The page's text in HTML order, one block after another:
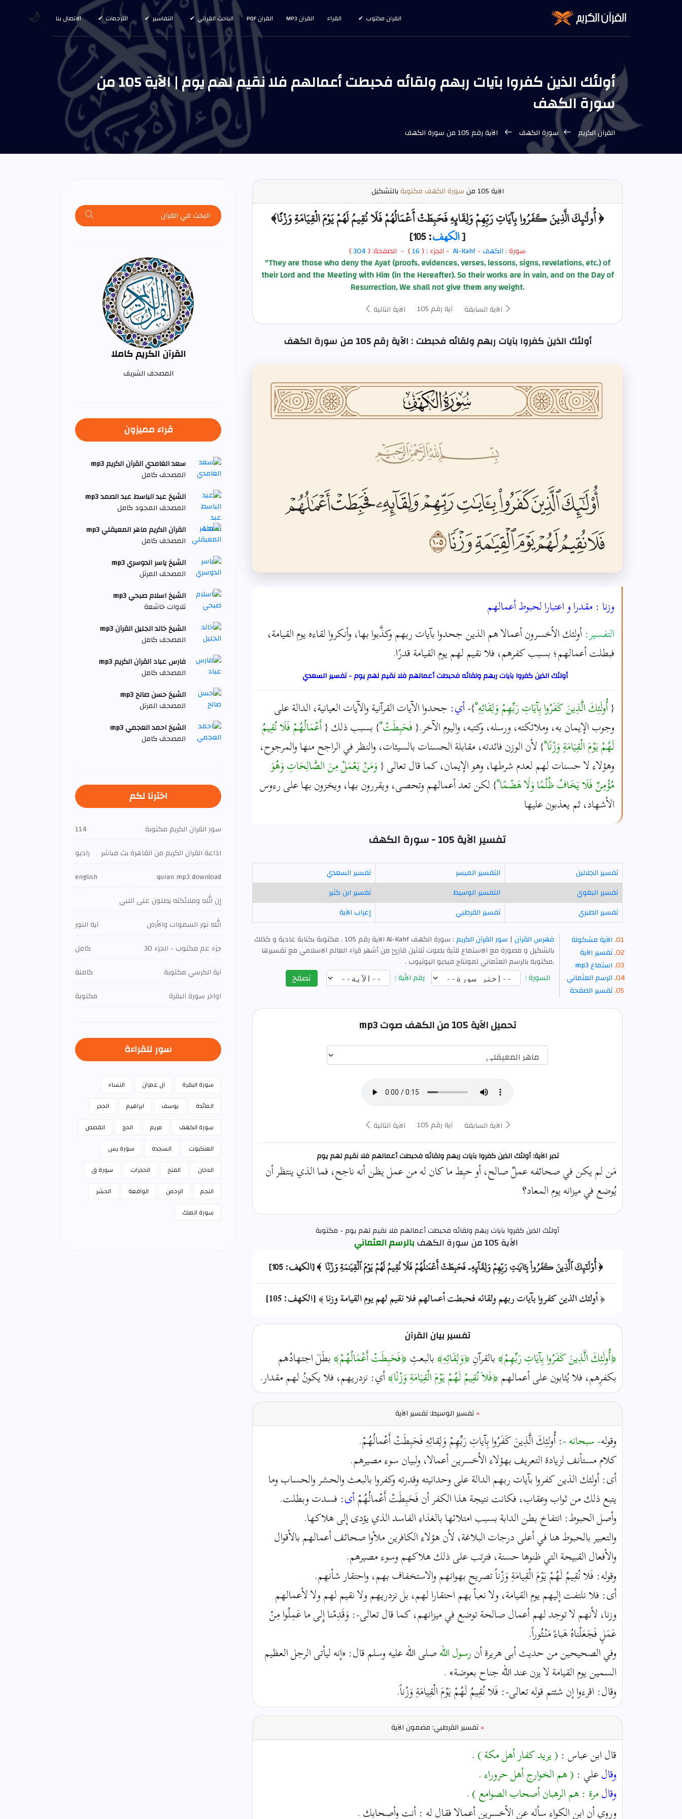
القرآن مكتوب القراء القرآن MP3 القرآن PDF الباحث القرآني التفاسير الترجمات الاتصال بنا
أولئك الذين كفروا بآيات ربهم ولقائه فحبطت أعمالهم فلا نقيم لهم يوم | الآية 105 من
سورة الكهف
القرآن الكريم سورة الكهف الآية رقم 105 من سورة الكهف
الآية سورة الكهف مكتوبةبالتشكيل
﴿ أُولَٰئِكَ الَّذِينَ كَفَرُوا بِآيَاتِ رَبِّهِمْ وَلِقَائِهِ فَحَبِطَتْ أَعْمَالُهُمْ فَلَا نُقِيمُ لَهُمْ يَوْمَ الْقِيَامَةِ وَزْنًا﴾
[الكهف: 105]
سورة :الكهف-
Al-Kahf - الجزء : (16) - الصفحة: ( 304
)
"They are those who deny the Ayat (proofs, evidences, verses, lessons, signs, revelations, etc.) of
their Lord and the Meeting with Him (in the Hereafter). So their works are in vain, and on the Day of
Resurrection, We shall not give them any weight.
الآية السابقة آية رقم 105 الآية التالية
أولئك الذين كفروا بآيات ربهم ولقائه فحبطت : الآية رقم 105 من سورة الكهف
وزنا : مقدرا و اعتبارا لحبوط أعمالهم
التفسير:أولئك الأخسرون أعمالا هم الذين جحدوا بآيات ربهم وكذَّبوا بها، وأنكروا لقاءه يوم القيامة،
فبطلت أعمالهم؛ بسبب كفرهم، فلا نقيم لهم يوم القيامة قدرًا.
أولئك الذين كفروا بآيات ربهم ولقائه فحبطت أعمالهم فلا نقيم لهم يوم - تفسير السعدي
{أُولَئِكَ الَّذِينَ كَفَرُوا بِآيَاتِ رَبِّهِمْ وَلِقَائِهِ ْ}-أي: جحدوا الآيات القرآنية والآيات العيانية، الدالة على
وجوب الإيمان به، وملائكته، ورسله، وكتبه، واليوم الآخر.{فَحَبِطَتْ ْ} بسبب ذلك {أَعْمَالُهُمْ فَلَا نُقِيمُ
لَهُمْ يَوْمَ الْقِيَامَةِ وَزْنًا ْ} لأن الوزن فائدته، مقابلة الحسنات بالسيئات، والنظر في الراجح منها والمرجوح،
وهؤلاء لا حسنات لهم لعدم شرطها، وهو الإيمان، كما قال تعالى {وَمَنْ يَعْمَلْ مِنَ الصَّالِحَاتِ وَهُوَ
مُؤْمِنٌ فَلَا يَخَافُ ظُلْمًا وَلَا هَضْمًا ْ} لكن تعد أعمالهم وتحصى، ويقررون بها، ويخزون بها على رءوس
الأشهاد، ثم يعذبون عليها
تفسير الآية 105 - سورة الكهف
تفسير الجلالين التفسير الميسر
تفسير السعدي
تفسير البغوي
التفسير الوسيط
تفسير ابن كثير
تفسير الطبري
تفسير القرطبي إعراب الآية
الآية مشكولة
تفسير الآية
استماع mp3
الرسم العثماني
تفسير الصفحة
فهرس القرآن | سور القرآن الكريم
: سورة الكهف Al-Kahf الآية رقم 105 , مكتوبة بكتابة عادية و كذلك
بالشكيل و مصورة مع الاستماع للآية بصوت ثلاثين قارئ من أشهر قراء العالم الاسلامي مع تفسيرها
,مكتوبة بالرسم العثماني لمونتاج فيديو اليوتيوب .
السورة :
رقم الأية : تصفح
تحميل الآية 105 من الكهف صوت mp3
الآية السابقة آية رقم 105 الآية التالية
تدبر الآية: أولئك الذين كفروا بآيات ربهم ولقائه فحبطت أعمالهم فلا نقيم لهم يوم
مَن لم يكن في صحائفه عملٌ صالح، أو حبِط ما كان له من عمل يظن أنه ناجح، فما الذي ينتظر أن
يُوضع في ميزانه يوم المعاد؟
أولئك الذين كفروا بآيات ربهم ولقائه فحبطت أعمالهم فلا نقيم لهم يوم - مكتوبة
الآية 105 من سورة الكهف بالرسم العثماني
﴿ أُوْلَٰٓئِكَ ٱلَّذِينَ كَفَرُواْ بِـَٔايَٰتِ رَبِّهِمۡ وَلِقَآئِهِۦ فَحَبِطَتۡ أَعۡمَٰلُهُمۡ فَلَا نُقِيمُ لَهُمۡ يَوۡمَ ٱلۡقِيَٰمَةِ وَزۡنٗا ﴾ [الكهف: 105]
﴿ أولئك الذين كفروا بآيات ربهم ولقائه فحبطت أعمالهم فلا نقيم لهم يوم القيامة وزنا ﴾ [الكهف: 105]
تفسير بيان القرآن
﴿أُولَئِكَ الَّذِينَ كَفَرُوا بِآيَاتِ رَبِّهِمْ﴾بالقرآنِ﴿وَلِقَائِهِ﴾بالبعثِ﴿فَحَبِطَتْ أَعْمَالُهُمْ﴾بطَلَ اجتهادُهم
بكفرِهم، فلا يُثابون على أعمالهم﴿فَلاَ نُقِيمُ لَهُمْ يَوْمَ الْقِيَامَةِ وَزْنًا﴾أي: نزدريهم، فلا يكونُ لهم مقدار.
»تفسير الوسيط: تفسير الآية
وقوله- سبحانه -: أُولئِكَ الَّذِينَ كَفَرُوا بِآياتِ رَبِّهِمْ وَلِقائِهِ فَحَبِطَتْ أَعْمالُهُمْ.
كلام مستأنف لزيادة التعريف بهؤلاء الأخسرين أعمالا، ولبيان سوء مصيرهم.
أى: أولئك الذين كفروا بآيات ربهم الدالة على وحدانيته وقدرته وكفروا بالبعث والحشر والحساب وما
يتبع ذلك من ثواب وعقاب، فكانت نتيجة هذا الكفر أن فَحَبِطَتْ أَعْمالُهُمْأى: فسدت وبطلت.
وأصل الحبوط: انتفاخ بطن الدابة بسبب امتلائها بالغذاء الفاسد الذي يؤدى إلى هلاكها.
والتعبير بالحبوط هنا في أعلى درجات البلاغة، لأن هؤلاء الكافرين ملأوا صحائف أعمالهم بالأقوال
والأفعال القبيحة التي ظنوها حسنة، فترتب على ذلك هلاكهم وسوء مصيرهم.
وقوله: فَلا نُقِيمُ لَهُمْ يَوْمَ الْقِيامَةِ وَزْناً تصريح بهوانهم والاستخفاف بهم، واحتقار شأنهم.
أى: فلا نلتفت إليهم يوم القيامة، ولا نعبأ بهم احتقارا لهم، بل نزدريهم ولا نقيم لهم ولا لأعمالهم
وزنا، لأنهم لا توجد لهم أعمال صالحة توضع في ميزانهم، كما قال تعالى-: وَقَدِمْنا إِلى ما عَمِلُوا مِنْ
عَمَلٍ فَجَعَلْناهُ هَباءً مَنْثُوراً.
وفي الصحيحين من حديث أبى هريرة أنرسول اللهصلى الله عليه وسلم قال: «إنه ليأتى الرجل العظيم
السمين يوم القيامة لا يزن عند الله جناح بعوضة» .
وقال: اقرءوا إن شئتم قوله تعالى-: فَلا نُقِيمُ لَهُمْ يَوْمَ الْقِيامَةِ وَزْناً.
» تفسير القرطبي: مضمون الآية
قال ابن عباس : ( يريد كفار أهل مكة ).
وقالعلي : ( هم الخوارج أهل حروراء .
وقالمرة : هم الرهبان أصحاب الصوامع ).
وروي أن ابن الكواء سأله عن الأخسرين أعمالا فقال له : أنت وأصحابك .
القرآن الكريم كاملا
المصحف الشريف
قراء مميزون
سعد الغامدي القرآن الكريم mp3
المصحف كامل
الشيخ عبد الباسط عبد الصمد mp3
المصحف المجود كامل
القرآن الكريم ماهر المعيقلي mp3
المصحف كامل
الشيخ ياسر الدوسري mp3
المصحف المرتل
الشيخ اسلام صبحي mp3
تلاوات خاشعة
الشيخ خالد الجليل القرآن mp3
المصحف كامل
فارس عباد القرآن الكريم mp3
المصحف كامل
الشيخ حسن صالح mp3
المصحف المرتل
الشيخ احمد العجمي mp3
المصحف كامل
اخترنا لكم
سور القران الكريم مكتوبة
114
اذاعة القران الكريم من القاهرة بث مباشر
راديو
quran mp3 download
english
إن الله وملائكته يصلون على النبي
الله نور السموات والأرض
آية النور
جزء عم مكتوب - الجزء 30
كامل
آية الكرسي مكتوبة
كاملة
اواخر سورة البقرة
مكتوبة
سور للقراءة
سورة البقرة آل عمران
النساء
المائدة
يوسف ابراهيم
الحجر
سورة الكهف
مريم الحج
القصص
العنكبوت
السجدة
سورة يس
الدخان
الفتح الحجرات
سورة ق
النجم
الرحمن الواقعة
الحشر
سورة الملك
🌙